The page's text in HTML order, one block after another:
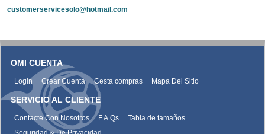
customerservicesolo@hotmail.com
OMI CUENTA
Login Crear Cuenta Cesta compras Mapa Del Sitio
SERVICIO AL CLIENTE
Contacte Con Nosotros F.A.Qs
Tabla de tamaños